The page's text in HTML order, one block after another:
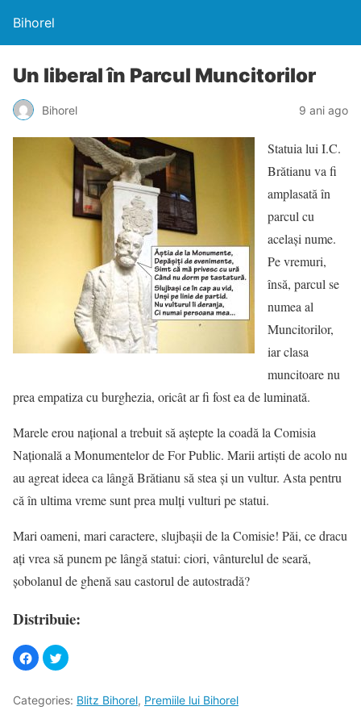
Bihorel
Un liberal în Parcul Muncitorilor
Bihorel 9 ani ago
Statuia lui I.C.
Brătianu va fi
amplasată în
parcul cu
același nume.
Pe vremuri,
însă, parcul se
numea al
Muncitorilor,
iar clasa
muncitoare nu
prea empatiza cu burghezia, oricât ar fi fost ea de luminată.
Marele erou național a trebuit să aștepte la coadă la Comisia
Națională a Monumentelor de For Public. Marii artiști de acolo nu
au agreat ideea ca lângă Brătianu să stea și un vultur. Asta pentru
că în ultima vreme sunt prea mulți vulturi pe statui.
Mari oameni, mari caractere, slujbașii de la Comisie! Păi, ce dracu
ați vrea să punem pe lângă statui: ciori, vânturelul de seară,
șobolanul de ghenă sau castorul de autostradă?
Distribuie:
Categories: Blitz Bihorel, Premiile lui Bihorel